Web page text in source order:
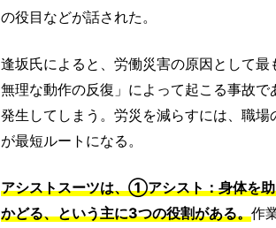
の役目などが話された。
逢坂氏によると、労働災害の原因として
無理な動作の反復」によって起こる事故
発生してしまう。労災を減らすには、職
が最短ルートになる。
アシストスーツは、①アシスト：身体を
かどる、という主に3つの役割がある。作